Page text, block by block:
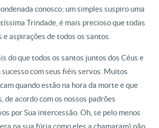
conosco; um simples suspiro uma
Trindade, é mais precioso que todas
e aspirações de todos os santos.
do que todos os santos juntos dos Céus e
com seus fiéis servos. Muitos
quando estão na hora da morte e que
de acordo com os nossos padrões
por Sua intercessão. Oh, se pelo menos
na sua fúria como eles a chamaram) não